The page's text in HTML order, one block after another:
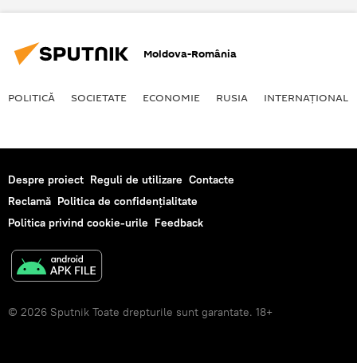
Moldova-România
POLITICĂ SOCIETATE ECONOMIE RUSIA INTERNAŢIONAL
Despre proiect Reguli de utilizare Contacte
Reclamă Politica de confidențialitate
Politica privind cookie-urile Feedback
© 2026 Sputnik Toate drepturile sunt garantate. 18+